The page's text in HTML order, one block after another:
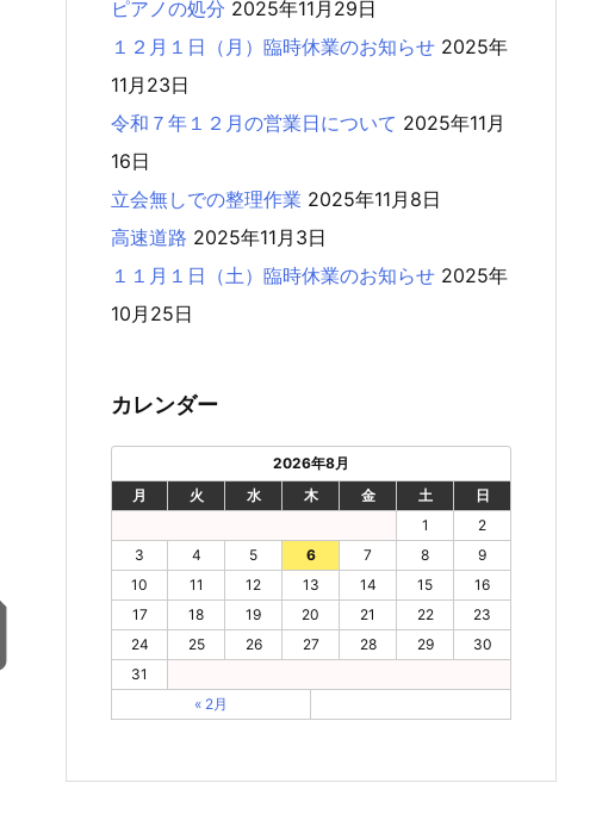
ピアノの処分 2025年11月29日
１２月１日（月）臨時休業のお知らせ 2025年
11月23日
令和７年１２月の営業日について 2025年11月
16日
立会無しでの整理作業 2025年11月8日
高速道路 2025年11月3日
１１月１日（土）臨時休業のお知らせ 2025年
10月25日
カレンダー
2026年8月
月
火 水 木 金 土
日
1
2
3
4 5 6 7 8
9
10
11 12 13 14 15
16
17
18 19 20 21 22
23
24
25 26 27 28 29
30
31
« 2月